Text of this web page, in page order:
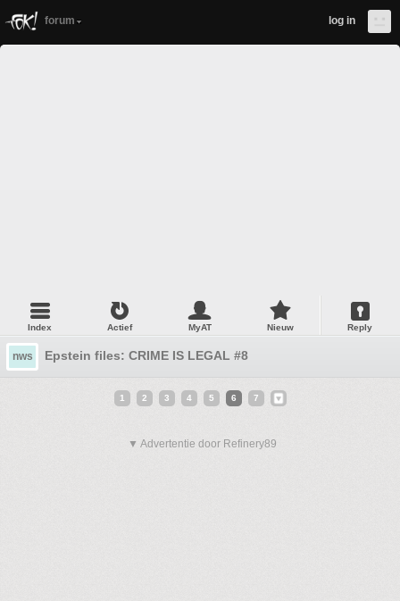
forum log in
Index Actief MyAT Nieuw Reply
nws Epstein files: CRIME IS LEGAL #8
1 2 3 4 5 6 7
▼ Advertentie door Refinery89